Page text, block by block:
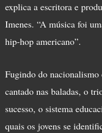
explica a escritora e
Imenes. “A música foi
hip-hop americano”.
Fugindo do nacionalismo
cantado nas baladas, o
sucesso, o sistema
quais os jovens se